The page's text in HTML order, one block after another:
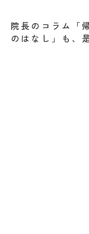
院長のコラム
のはなし」も、